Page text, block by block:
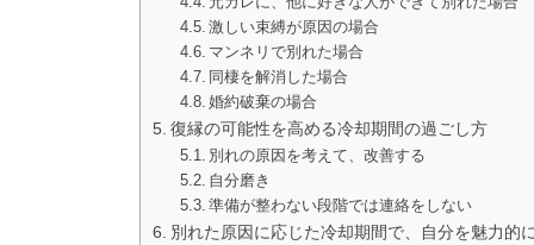
激しい束縛が原因の場合
マンネリで別れた場合
同棲を解消した場合
婚約破棄の場合
復縁の可能性を高める冷却期間の過ごし方
別れの原因を考えて、改善する
自分磨き
準備が整わない段階では連絡をしない
別れた原因に応じた冷却期間で、自分を魅力的